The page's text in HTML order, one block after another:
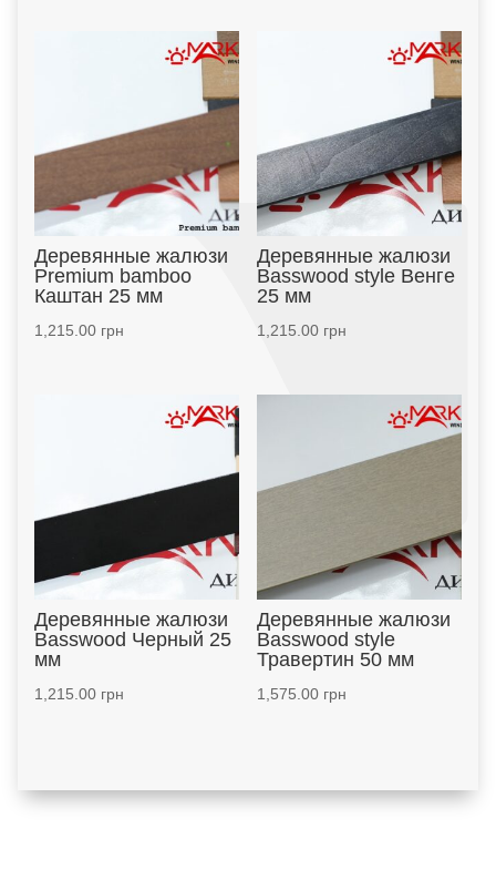
Деревянные жалюзи
Premium bamboo
Каштан 25 мм
1,215.00грн
Деревянные жалюзи
Basswood style Венге
25 мм
1,215.00грн
Деревянные жалюзи
Basswood Черный 25
мм
1,215.00грн
Деревянные жалюзи
Basswood style
Травертин 50 мм
1,575.00грн